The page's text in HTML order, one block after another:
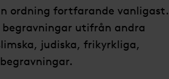
ordning fortfarande vanligast.
utifrån andra
judiska, frikyrkliga,